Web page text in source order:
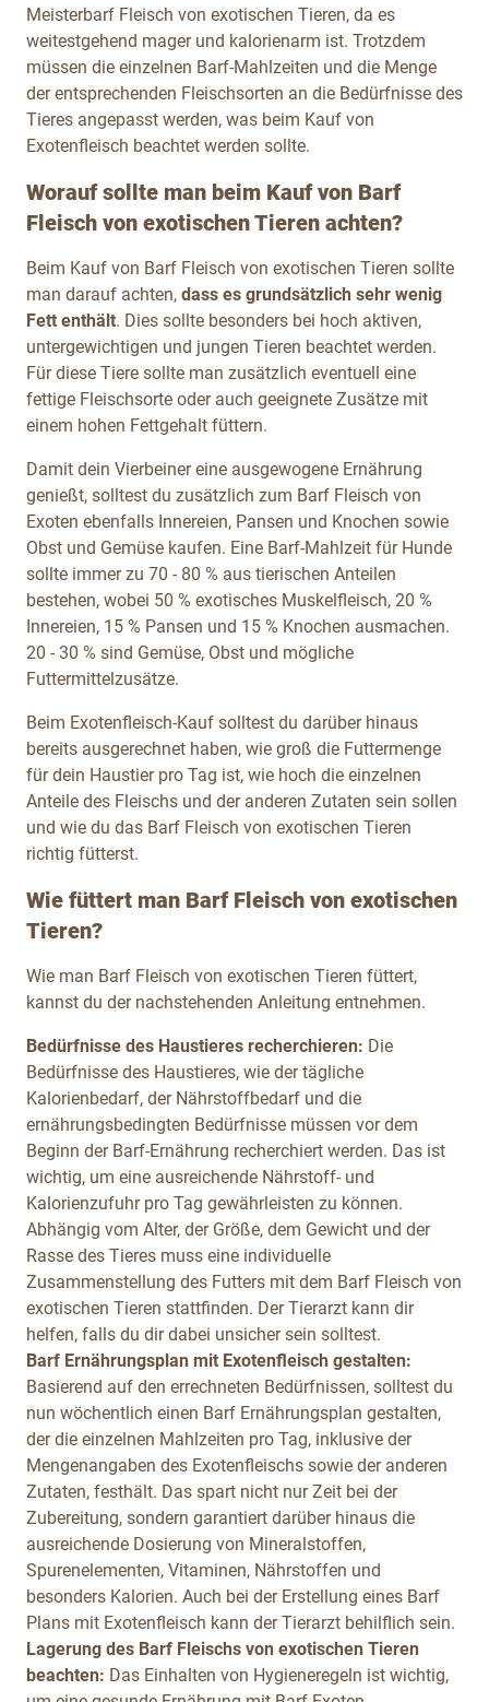
Meisterbarf Fleisch von exotischen Tieren, da es
weitestgehend mager und kalorienarm ist. Trotzdem
müssen die einzelnen Barf-Mahlzeiten und die Menge
der entsprechenden Fleischsorten an die Bedürfnisse des
Tieres angepasst werden, was beim Kauf von
Exotenfleisch beachtet werden sollte.
Worauf sollte man beim Kauf von Barf
Fleisch von exotischen Tieren achten?
Beim Kauf von Barf Fleisch von exotischen Tieren sollte
man darauf achten, dass es grundsätzlich sehr wenig
Fett enthält. Dies sollte besonders bei hoch aktiven,
untergewichtigen und jungen Tieren beachtet werden.
Für diese Tiere sollte man zusätzlich eventuell eine
fettige Fleischsorte oder auch geeignete Zusätze mit
einem hohen Fettgehalt füttern.
Damit dein Vierbeiner eine ausgewogene Ernährung
genießt, solltest du zusätzlich zum Barf Fleisch von
Exoten ebenfalls Innereien, Pansen und Knochen sowie
Obst und Gemüse kaufen. Eine Barf-Mahlzeit für Hunde
sollte immer zu 70 - 80 % aus tierischen Anteilen
bestehen, wobei 50 % exotisches Muskelfleisch, 20 %
Innereien, 15 % Pansen und 15 % Knochen ausmachen.
20 - 30 % sind Gemüse, Obst und mögliche
Futtermittelzusätze.
Beim Exotenfleisch-Kauf solltest du darüber hinaus
bereits ausgerechnet haben, wie groß die Futtermenge
für dein Haustier pro Tag ist, wie hoch die einzelnen
Anteile des Fleischs und der anderen Zutaten sein sollen
und wie du das Barf Fleisch von exotischen Tieren
richtig fütterst.
Wie füttert man Barf Fleisch von exotischen
Tieren?
Wie man Barf Fleisch von exotischen Tieren füttert,
kannst du der nachstehenden Anleitung entnehmen.
Bedürfnisse des Haustieres recherchieren: Die
Bedürfnisse des Haustieres, wie der tägliche
Kalorienbedarf, der Nährstoffbedarf und die
ernährungsbedingten Bedürfnisse müssen vor dem
Beginn der Barf-Ernährung recherchiert werden. Das ist
wichtig, um eine ausreichende Nährstoff- und
Kalorienzufuhr pro Tag gewährleisten zu können.
Abhängig vom Alter, der Größe, dem Gewicht und der
Rasse des Tieres muss eine individuelle
Zusammenstellung des Futters mit dem Barf Fleisch von
exotischen Tieren stattfinden. Der Tierarzt kann dir
helfen, falls du dir dabei unsicher sein solltest.
Barf Ernährungsplan mit Exotenfleisch gestalten:
Basierend auf den errechneten Bedürfnissen, solltest du
nun wöchentlich einen Barf Ernährungsplan gestalten,
der die einzelnen Mahlzeiten pro Tag, inklusive der
Mengenangaben des Exotenfleischs sowie der anderen
Zutaten, festhält. Das spart nicht nur Zeit bei der
Zubereitung, sondern garantiert darüber hinaus die
ausreichende Dosierung von Mineralstoffen,
Spurenelementen, Vitaminen, Nährstoffen und
besonders Kalorien. Auch bei der Erstellung eines Barf
Plans mit Exotenfleisch kann der Tierarzt behilflich sein.
Lagerung des Barf Fleischs von exotischen Tieren
beachten: Das Einhalten von Hygieneregeln ist wichtig,